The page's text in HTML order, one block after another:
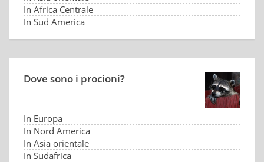
In Africa Centrale
In Sud America
Dove sono i procioni?
In Europa
In Nord America
In Asia orientale
In Sudafrica